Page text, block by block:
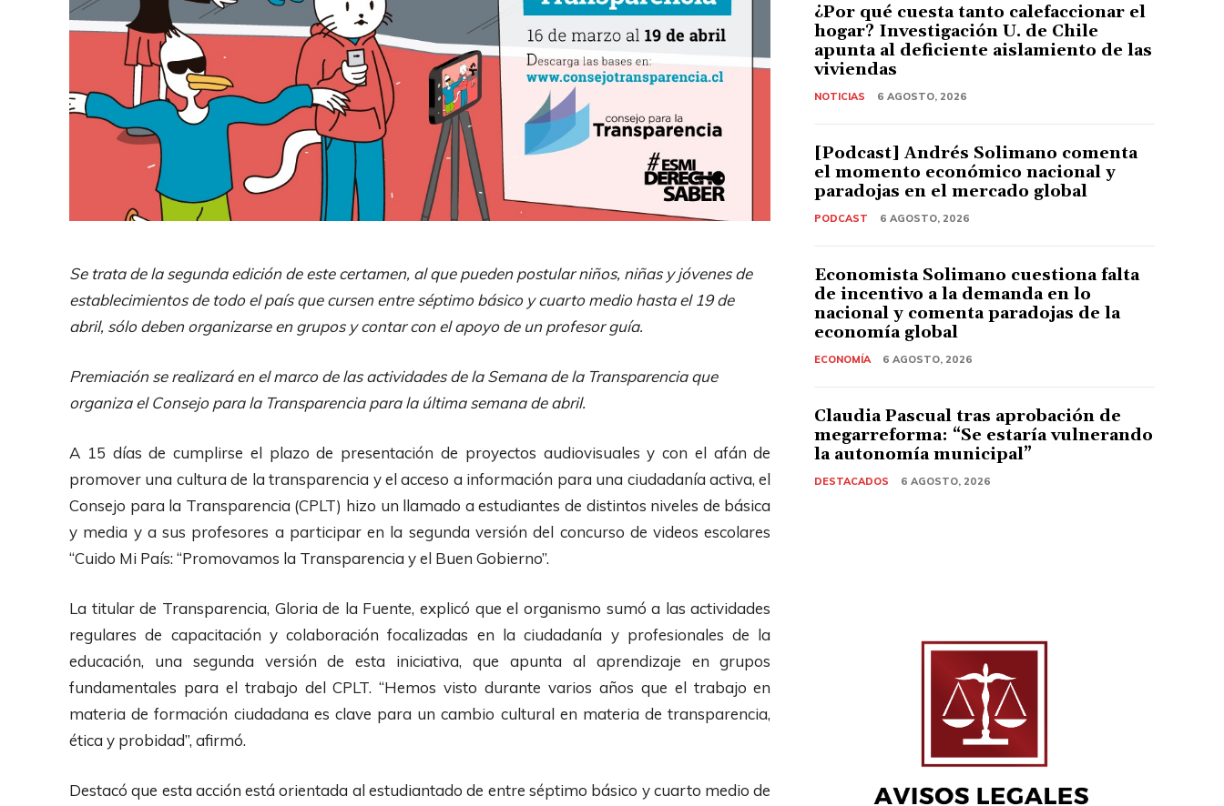
Se trata de la segunda edición de este certamen, al que pueden postular niños, niñas y jóvenes de
establecimientos de todo el país que cursen entre séptimo básico y cuarto medio hasta el 19 de
abril, sólo deben organizarse en grupos y contar con el apoyo de un profesor guía.
Premiación se realizará en el marco de las actividades de la Semana de la Transparencia que
organiza el Consejo para la Transparencia para la última semana de abril.
A 15 días de cumplirse el plazo de presentación de proyectos audiovisuales y con el afán de
promover una cultura de la transparencia y el acceso a información para una ciudadanía activa, el
Consejo para la Transparencia (CPLT) hizo un llamado a estudiantes de distintos niveles de básica
y media y a sus profesores a participar en la segunda versión del concurso de videos escolares
“Cuido Mi País: “Promovamos la Transparencia y el Buen Gobierno”.
La titular de Transparencia, Gloria de la Fuente, explicó que el organismo sumó a las actividades
regulares de capacitación y colaboración focalizadas en la ciudadanía y profesionales de la
educación, una segunda versión de esta iniciativa, que apunta al aprendizaje en grupos
fundamentales para el trabajo del CPLT. “Hemos visto durante varios años que el trabajo en
materia de formación ciudadana es clave para un cambio cultural en materia de transparencia,
ética y probidad”, afirmó.
Destacó que esta acción está orientada al estudiantado de entre séptimo básico y cuarto medio de
¿Por qué cuesta tanto calefaccionar el
hogar? Investigación U. de Chile
apunta al deficiente aislamiento de las
viviendas
NOTICIAS 6 AGOSTO, 2026
[Podcast] Andrés Solimano comenta
el momento económico nacional y
paradojas en el mercado global
PODCAST 6 AGOSTO, 2026
Economista Solimano cuestiona falta
de incentivo a la demanda en lo
nacional y comenta paradojas de la
economía global
ECONOMÍA 6 AGOSTO, 2026
Claudia Pascual tras aprobación de
megarreforma: “Se estaría vulnerando
la autonomía municipal”
DESTACADOS 6 AGOSTO, 2026